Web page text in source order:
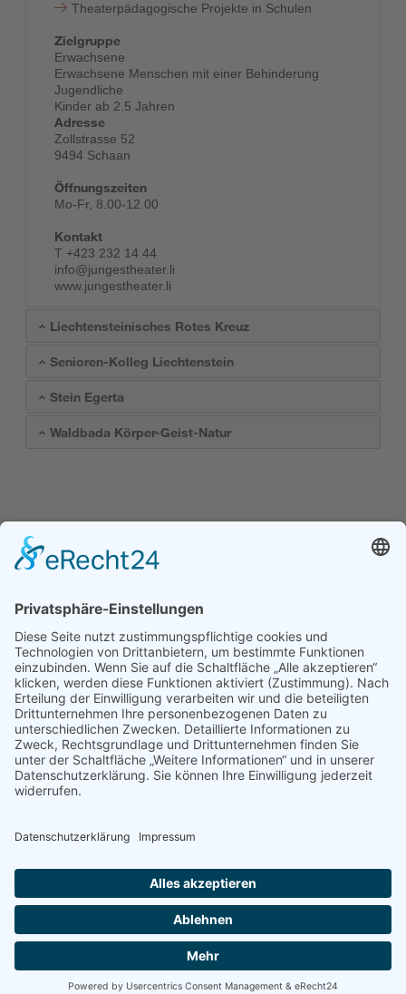
Theaterpädagogische Projekte in Schulen
Zielgruppe
Erwachsene
Erwachsene Menschen mit einer Behinderung
Jugendliche
Kinder ab 2.5 Jahren
Adresse
Zollstrasse 52
9494 Schaan
Öffnungszeiten
Mo-Fr, 8.00-12.00
Kontakt
T +423 232 14 44
info@jungestheater.li
www.jungestheater.li
Liechtensteinisches Rotes Kreuz
Senioren-Kolleg Liechtenstein
Stein Egerta
Waldbada Körper-Geist-Natur
Programm Erasmus+
der Europäischen Union
Stiftung Erwachsenenbildung Liechtenstein
Landstrasse 92
9494 Schaan
T +423 232 95 80
stiftung@erwachsenenbildung.li
Links
Impressum